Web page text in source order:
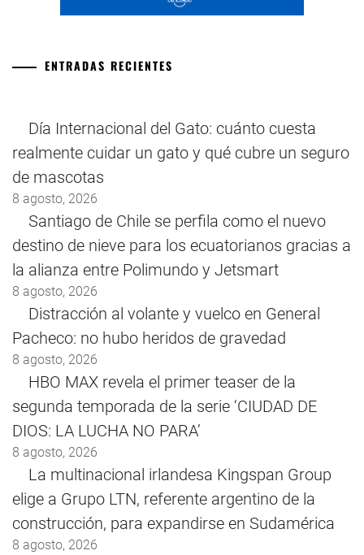
ENTRADAS RECIENTES
Día Internacional del Gato: cuánto cuesta
realmente cuidar un gato y qué cubre un seguro
de mascotas
8 agosto, 2026
Santiago de Chile se perfila como el nuevo
destino de nieve para los ecuatorianos gracias a
la alianza entre Polimundo y Jetsmart
8 agosto, 2026
Distracción al volante y vuelco en General
Pacheco: no hubo heridos de gravedad
8 agosto, 2026
HBO MAX revela el primer teaser de la
segunda temporada de la serie ‘CIUDAD DE
DIOS: LA LUCHA NO PARA’
8 agosto, 2026
La multinacional irlandesa Kingspan Group
elige a Grupo LTN, referente argentino de la
construcción, para expandirse en Sudamérica
8 agosto, 2026